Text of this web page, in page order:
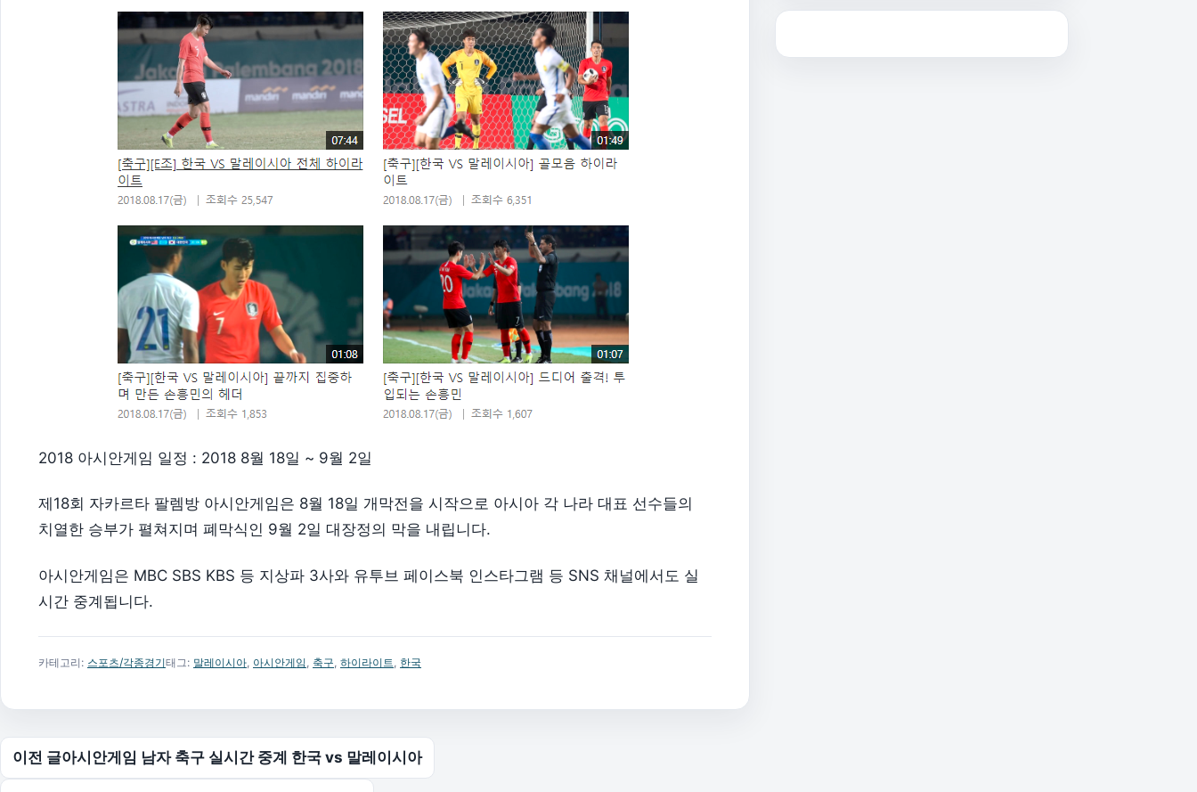
2018 아시안게임 일정 : 2018 8월 18일 ~ 9월 2일
제18회 자카르타 팔렘방 아시안게임은 8월 18일 개막전을 시작으로 아시아 각 나라 대표 선수들의
치열한 승부가 펼쳐지며 폐막식인 9월 2일 대장정의 막을 내립니다.
아시안게임은 MBC SBS KBS 등 지상파 3사와 유투브 페이스북 인스타그램 등 SNS 채널에서도 실
시간 중계됩니다.
카테고리: 스포츠/각종경기태그: 말레이시아, 아시안게임, 축구, 하이라이트, 한국
글 탐색
이전 글아시안게임 남자 축구 실시간 중계 한국 vs 말레이시아